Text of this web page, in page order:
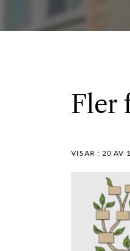
Fler
VISAR : 20 AV